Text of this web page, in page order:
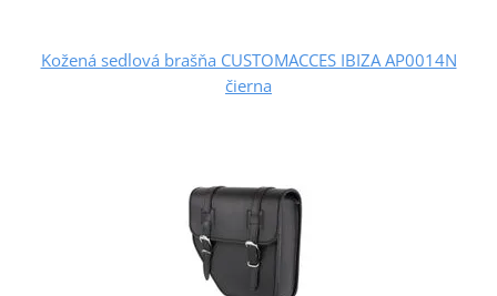
Kožená sedlová brašňa CUSTOMACCES IBIZA AP0014N
čierna